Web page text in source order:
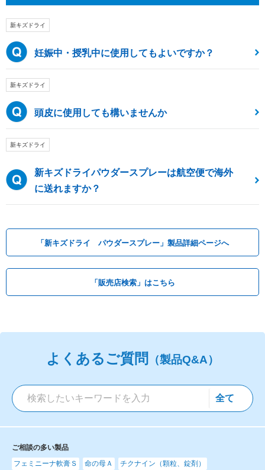
新キズドライ
妊娠中・授乳中に使用してもよいですか？
新キズドライ
頭皮に使用しても構いませんか
新キズドライ
新キズドライパウダースプレーは航空便で海外
に送れますか？
「新キズドライ パウダースプレー」製品詳細ページへ
「販売店検索」はこちら
よくあるご質問 （製品Q&A）
ご相談の多い製品
フェミニーナ軟膏Ｓ
命の母Ａ チクナイン（顆粒、錠剤）